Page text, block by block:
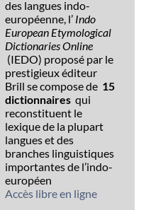
des langues indo-
européenne, l’ Indo
European Etymological
Dictionaries Online
(IEDO) proposé par le
prestigieux éditeur
Brill se compose de 15
dictionnaires qui
reconstituent le
lexique de la plupart
langues et des
branches linguistiques
importantes de l’indo-
européen
Accès libre en ligne